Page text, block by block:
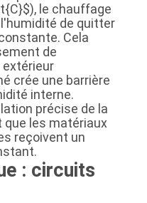
), le chauffage
de quitter
Cela
de
extérieur
crée une barrière
interne.
précise de la
les matériaux
reçoivent un
: circuits